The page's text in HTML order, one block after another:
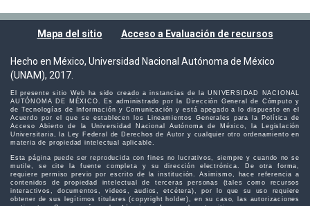
Mapa del sitio Acceso a Evaluación de recursos
Hecho en México, Universidad Nacional Autónoma de México
(UNAM), 2017.
El presente sitio Web ha sido creado a instancias de la UNIVERSIDAD NACIONAL
AUTÓNOMA DE MÉXICO. Es administrado por la Dirección General de Cómputo y
de Tecnologías de Información y Comunicación y está apegado a lo dispuesto en el
Acuerdo por el que se establecen los Lineamientos Generales para la Política de
Acceso Abierto de la Universidad Nacional Autónoma de México, la Legislación
Universitaria, la Ley Federal de Derechos de Autor y cualquier otro ordenamiento en
materia de propiedad intelectual aplicable.
Esta página puede ser reproducida con fines no lucrativos, siempre y cuando no se
mutile, se cite la fuente completa y su dirección electrónica. De otra forma,
requiere permiso previo por escrito de la institución. Asimismo, hace referencia a
contenidos de propiedad intelectual de terceras personas (tales como recursos
interactivos, documentos, videos, audios, etcétera), por lo que su uso requiere
obtener de sus legítimos titulares (copyright holder), en su caso, las autorizaciones